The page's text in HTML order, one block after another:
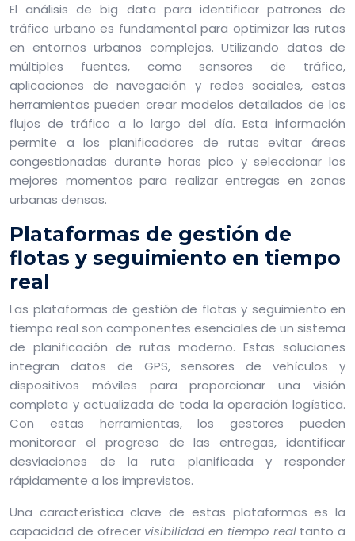
El análisis de big data para identificar patrones de
tráfico urbano es fundamental para optimizar las rutas
en entornos urbanos complejos. Utilizando datos de
múltiples fuentes, como sensores de tráfico,
aplicaciones de navegación y redes sociales, estas
herramientas pueden crear modelos detallados de los
flujos de tráfico a lo largo del día. Esta información
permite a los planificadores de rutas evitar áreas
congestionadas durante horas pico y seleccionar los
mejores momentos para realizar entregas en zonas
urbanas densas.
Plataformas de gestión de
flotas y seguimiento en tiempo
real
Las plataformas de gestión de flotas y seguimiento en
tiempo real son componentes esenciales de un sistema
de planificación de rutas moderno. Estas soluciones
integran datos de GPS, sensores de vehículos y
dispositivos móviles para proporcionar una visión
completa y actualizada de toda la operación logística.
Con estas herramientas, los gestores pueden
monitorear el progreso de las entregas, identificar
desviaciones de la ruta planificada y responder
rápidamente a los imprevistos.
Una característica clave de estas plataformas es la
capacidad de ofrecer visibilidad en tiempo realtanto a